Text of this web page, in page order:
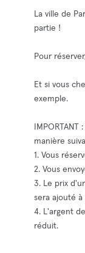
La ville de
partie !
Pour
Et si vous
exemple.
manière
1. Vous
2. Vous
3. Le prix
sera ajouté
4. L'argent
réduit.